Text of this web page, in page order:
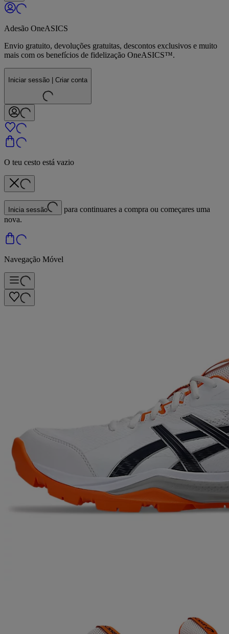
Adesão OneASICS
Envio gratuito, devoluções gratuitas, descontos exclusivos e muito
mais com os benefícios de fidelização OneASICS™.
Iniciar sessão | Criar conta
O teu cesto está vazio
Inicia sessão
para continuares a compra ou começares uma
nova.
Navegação Móvel